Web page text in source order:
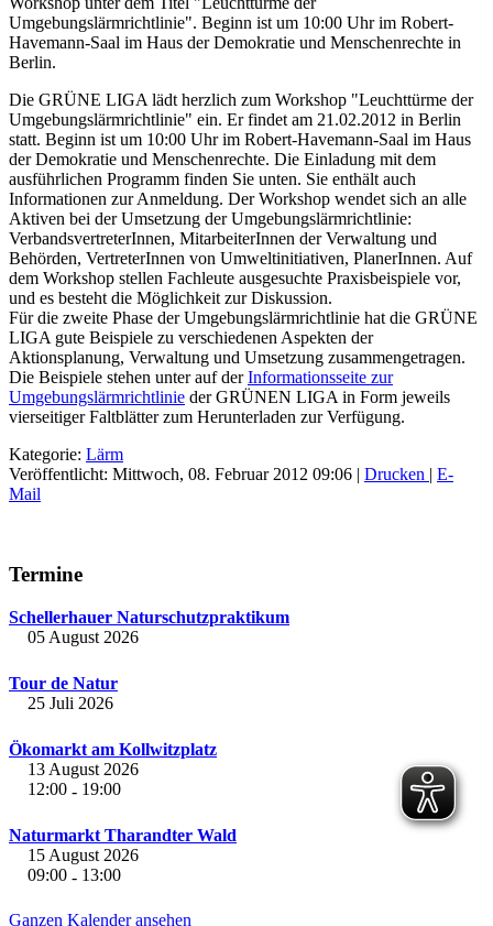
Umgebungslärmrichtlinie". Beginn ist um 10:00 Uhr im Robert-
Havemann-Saal im Haus der Demokratie und Menschenrechte in
Berlin.
Die GRÜNE LIGA lädt herzlich zum Workshop "Leuchttürme der
Umgebungslärmrichtlinie" ein. Er findet am 21.02.2012 in Berlin
statt. Beginn ist um 10:00 Uhr im Robert-Havemann-Saal im Haus
der Demokratie und Menschenrechte. Die Einladung mit dem
ausführlichen Programm finden Sie unten. Sie enthält auch
Informationen zur Anmeldung. Der Workshop wendet sich an alle
Aktiven bei der Umsetzung der Umgebungslärmrichtlinie:
VerbandsvertreterInnen, MitarbeiterInnen der Verwaltung und
Behörden, VertreterInnen von Umweltinitiativen, PlanerInnen. Auf
dem Workshop stellen Fachleute ausgesuchte Praxisbeispiele vor,
und es besteht die Möglichkeit zur Diskussion.
Für die zweite Phase der Umgebungslärmrichtlinie hat die GRÜNE
LIGA gute Beispiele zu verschiedenen Aspekten der
Aktionsplanung, Verwaltung und Umsetzung zusammengetragen.
Die Beispiele stehen unter auf derInformationsseite zur
Umgebungslärmrichtlinie der GRÜNEN LIGA in Form jeweils
vierseitiger Faltblätter zum Herunterladen zur Verfügung.
Kategorie: Lärm
Veröffentlicht: Mittwoch, 08. Februar 2012 09:06 | Drucken | E-
Mail
Termine
Schellerhauer Naturschutzpraktikum
05 August 2026
Tour de Natur
25 Juli 2026
Ökomarkt am Kollwitzplatz
13 August 2026
12:00 - 19:00
Naturmarkt Tharandter Wald
15 August 2026
09:00 - 13:00
Ganzen Kalender ansehen